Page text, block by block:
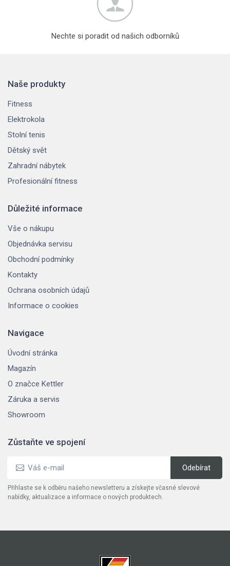
Nechte si poradit od našich odborníků
Naše produkty
Fitness
Elektrokola
Stolní tenis
Dětský svět
Zahradní nábytek
Profesionální fitness
Důležité informace
Vše o nákupu
Objednávka servisu
Obchodní podmínky
Kontakty
Ochrana osobních údajů
Informace o cookies
Navigace
Úvodní stránka
Magazín
O značce Kettler
Záruka a servis
Showroom
Zůstaňte ve spojení
Přihlaste se k odběru našeho newsletteru a získejte včasné slevové
nabídky, aktualizace a informace o nových produktech.